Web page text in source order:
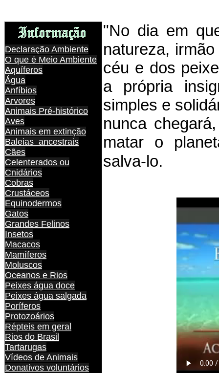
Declaração Ambiente
O que é Meio Ambiente
Aquíferos
Água
Anfíbios
Arvores
Animais Pré-histórico
Aves
Animais em extinção
Baleias ancestrais
Cães
Celenterados ou
Cnidários
Cobras
Crustáceos
Equinodermos
Gatos
Grandes Felinos
Insetos
Macacos
Mamíferos
Moluscos
Oceanos e Rios
Peixes água doce
Peixes água salgada
Poríferos
Protozoários
Répteis em geral
Rios do Brasil
Tartarugas
Vídeos de Animais
Donativos voluntários
"No dia em
natureza,
céu e dos
a própria
simples e
nunca
matar o
salva-lo.